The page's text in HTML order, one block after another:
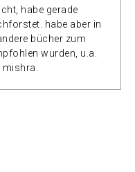
habe gerade
habe aber in
bücher zum
wurden, u.a.